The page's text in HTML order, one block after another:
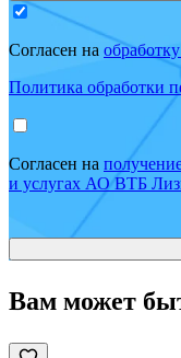
Согласен на
Политика обработки
Согласен на
и услугах АО ВТБ
Вам может